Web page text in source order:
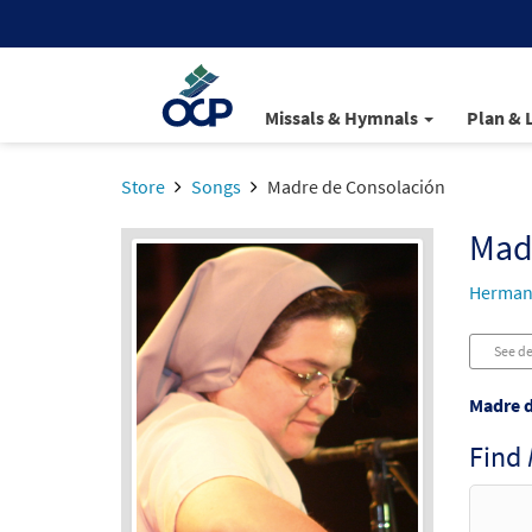
Missals & Hymnals Plan &
Store Songs Madre de Consolación
See
Madre
Find